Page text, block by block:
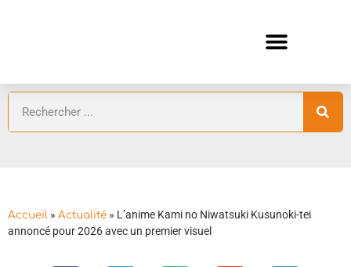
Accueil » Actualité » L’anime Kami no Niwatsuki Kusunoki-tei
annoncé pour 2026 avec un premier visuel